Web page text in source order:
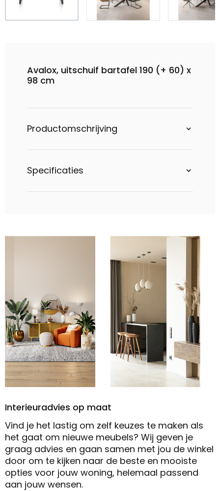
Avalox, uitschuif bartafel 190 (+ 60) x
98 cm
Productomschrijving
Specificaties
Interieuradvies op maat
Vind je het lastig om zelf keuzes te maken als
het gaat om nieuwe meubels? Wij geven je
graag advies en gaan samen met jou de winkel
door om te kijken naar de beste en mooiste
opties voor jouw woning, helemaal passend
aan jouw wensen.